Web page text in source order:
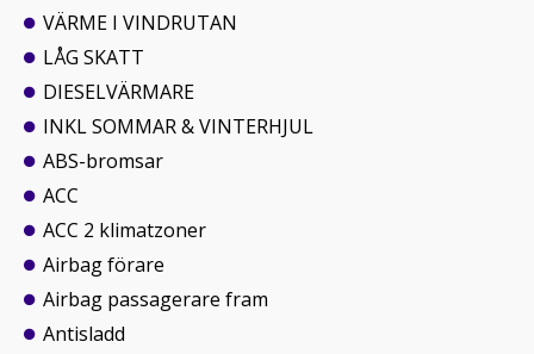
VÄRME I VINDRUTAN
LÅG SKATT
DIESELVÄRMARE
INKL SOMMAR & VINTERHJUL
ABS-bromsar
ACC
ACC 2 klimatzoner
Airbag förare
Airbag passagerare fram
Antisladd